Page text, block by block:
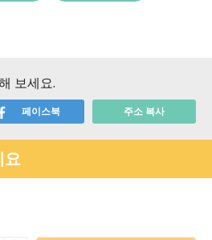
보세요.
페이스북 주소 복사
요